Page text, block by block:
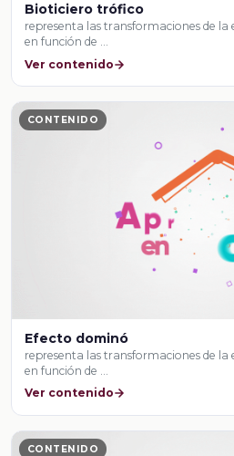
Bioticiero trófico
representa las transformaciones de la
en función de …
Ver contenido
CONTENIDO
Efecto dominó
representa las transformaciones de la
en función de …
Ver contenido
CONTENIDO